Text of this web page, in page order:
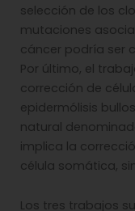
selección de los
mutaciones
cáncer podría ser
Por último, el
corrección de
epidermólisis
natural
implica la
célula somática,
Los tres trabajos